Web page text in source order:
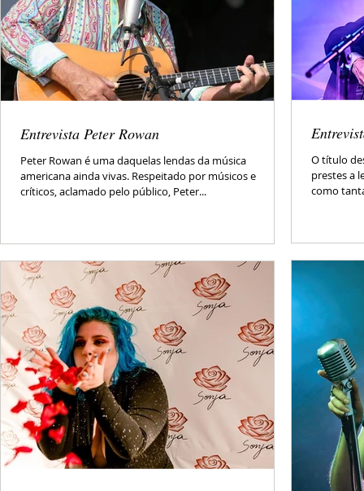
Entrevista Peter Rowan
Peter Rowan é uma daquelas lendas da música
americana ainda vivas. Respeitado por músicos e
críticos, aclamado pelo público, Peter...
O título
prestes a
como